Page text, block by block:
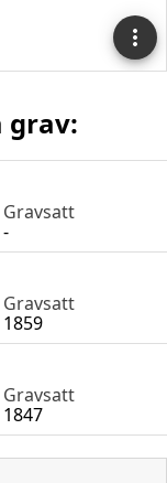
grav:
Gravsatt
-
Gravsatt
1859
Gravsatt
1847